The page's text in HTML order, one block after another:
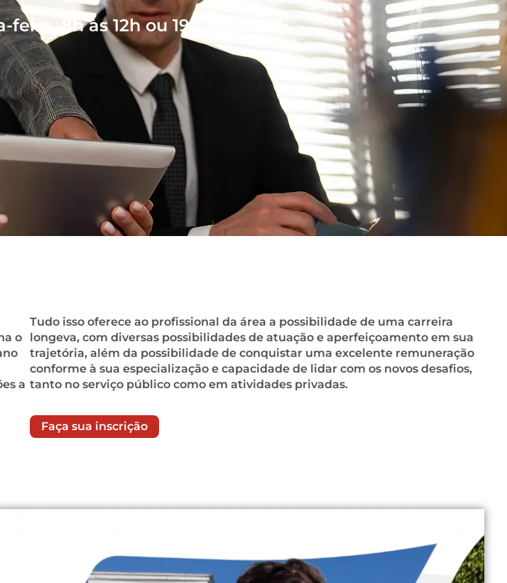
8h às 12h ou 19h às 22h30
o
a
Tudo isso oferece ao profissional da área a possibilidade de uma carreira
longeva, com diversas possibilidades de atuação e aperfeiçoamento em sua
trajetória, além da possibilidade de conquistar uma excelente remuneração
conforme à sua especialização e capacidade de lidar com os novos desafios,
tanto no serviço público como em atividades privadas.
Faça sua inscrição